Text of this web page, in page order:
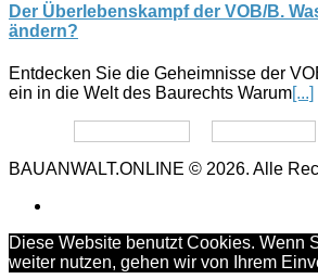
Der Überlebenskampf der VOB/B.
ändern?
Entdecken Sie die Geheimnisse der
ein in die Welt des Baurechts Warum[...]
BAUANWALT.ONLINE © 2026. Alle
Diese Website benutzt Cookies. Wenn
weiter nutzen, gehen wir von Ihrem